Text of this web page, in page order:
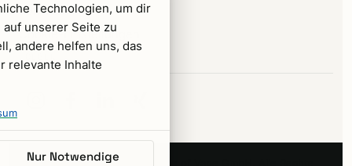
Kontakt
Cookie-Einstellungen
Copyright © 2026 E6 House of Vape GmbH. Alle Rechte
Technologien, um dir
unserer Seite zu
andere helfen uns, das
relevante Inhalte
Nur Notwendige